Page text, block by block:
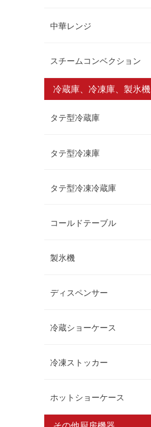
中華レンジ
スチームコンベクション
冷蔵庫、冷凍庫、製氷機
タテ型冷蔵庫
タテ型冷凍庫
タテ型冷凍冷蔵庫
コールドテーブル
製氷機
ディスペンサー
冷蔵ショーケース
冷凍ストッカー
ホットショーケース